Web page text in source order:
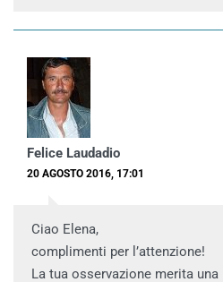
Felice Laudadio
20 AGOSTO 2016, 17:01
Ciao Elena,
complimenti per l’attenzione!
La tua osservazione merita